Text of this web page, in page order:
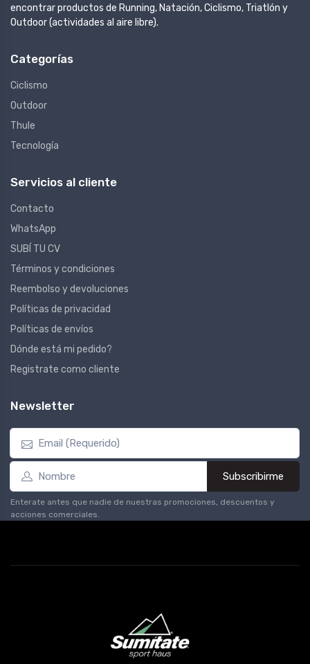
encontrar productos de Running, Natación, Ciclismo, Triatlón y
Outdoor (actividades al aire libre).
Categorías
Ciclismo
Outdoor
Thule
Tecnología
Servicios al cliente
Contacto
WhatsApp
SUBÍ TU CV
Términos y condiciones
Reembolso y devoluciones
Políticas de privacidad
Políticas de envíos
Dónde está mi pedido?
Registrate como cliente
Newsletter
Subscribirme
Enterate antes que nadie de nuestras promociones, descuentos y
acciones comerciales.